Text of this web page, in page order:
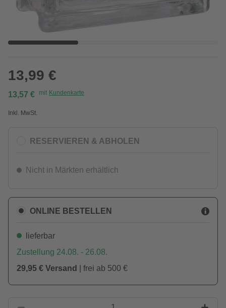
13,99 €
13,57 € mit Kundenkarte
Inkl. MwSt.
RESERVIEREN & ABHOLEN
Nicht in Märkten erhältlich
ONLINE BESTELLEN
lieferbar
Zustellung 24.08. - 26.08.
29,95 € Versand
| frei ab 500 €